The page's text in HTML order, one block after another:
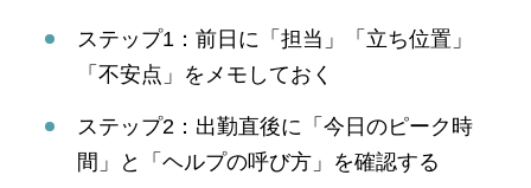
ステップ1：前日に「担当」「立ち位置」
「不安点」をメモしておく
ステップ2：出勤直後に「今日のピーク時
間」と「ヘルプの呼び方」を確認する